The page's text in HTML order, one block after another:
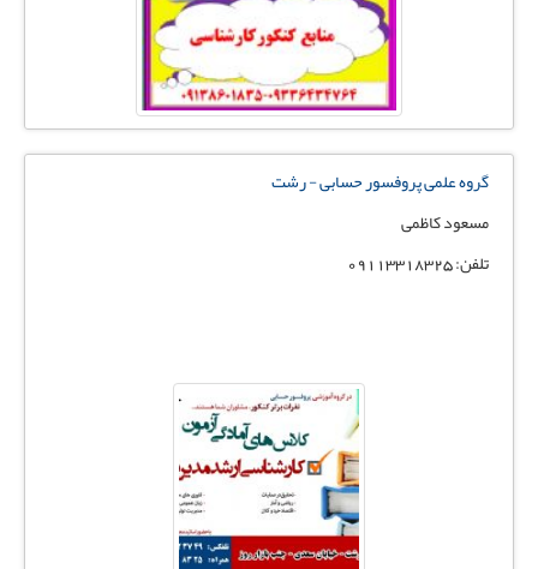
گروه علمی پروفسور حسابی - رشت
مسعود کاظمی
تلفن: 09113318325